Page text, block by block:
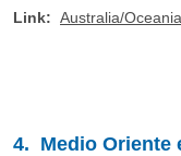
Link: Australia/
4. Medio Oriente